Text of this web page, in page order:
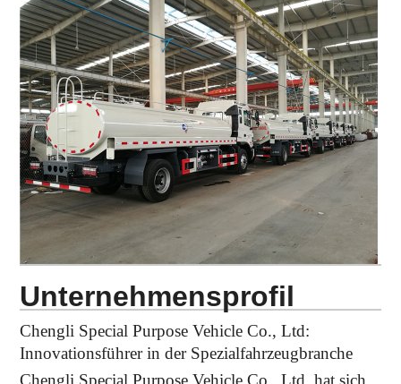
Unternehmensprofil
Chengli Special Purpose Vehicle Co., Ltd:
Innovationsführer in der Spezialfahrzeugbranche
Chengli Special Purpose Vehicle Co., Ltd. hat sich